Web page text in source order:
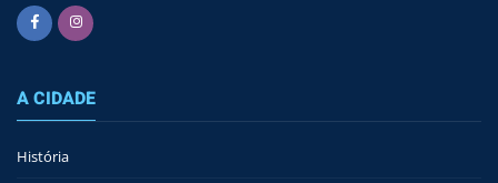
A CIDADE
História